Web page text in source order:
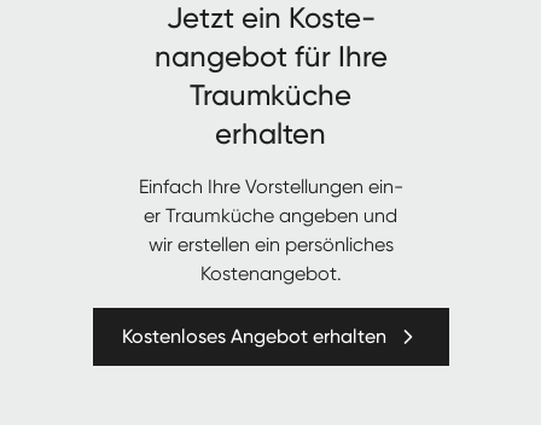
Jet­zt ein Kos­te­
nange­bot für Ihre
Traumküche
erhalten
Ein­fach Ihre Vorstel­lun­gen ein­
er Traumküche angeben und
wir erstellen ein per­sön­lich­es
Kostenangebot.
Kostenloses Angebot erhalten